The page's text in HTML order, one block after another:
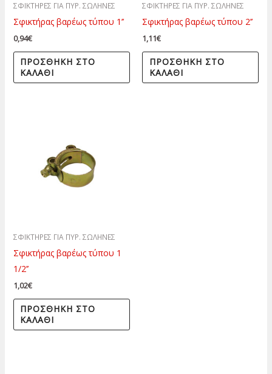
ΣΦΙΚΤΗΡΕΣ ΓΙΑ ΠΥΡ. ΣΩΛΗΝΕΣ
Σφικτήρας βαρέως τύπου 1’’
0,94€
ΠΡΟΣΘΉΚΗ ΣΤΟ
ΚΑΛΆΘΙ
ΣΦΙΚΤΗΡΕΣ ΓΙΑ ΠΥΡ. ΣΩΛΗΝΕΣ
Σφικτήρας βαρέως τύπου 2’’
1,11€
ΠΡΟΣΘΉΚΗ ΣΤΟ
ΚΑΛΆΘΙ
ΣΦΙΚΤΗΡΕΣ ΓΙΑ ΠΥΡ. ΣΩΛΗΝΕΣ
Σφικτήρας βαρέως τύπου 1
1/2’’
1,02€
ΠΡΟΣΘΉΚΗ ΣΤΟ
ΚΑΛΆΘΙ